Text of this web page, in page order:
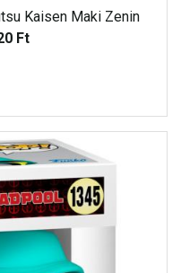
Kaisen Maki Zenin
Ft